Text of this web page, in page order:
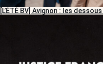
[L’ÉTÉ BV] Avignon : les